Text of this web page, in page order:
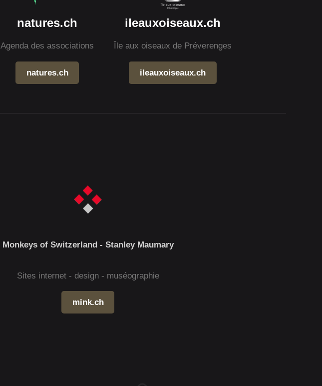
natures.ch
Agenda des associations
natures.ch
ileauxoiseaux.ch
Île aux oiseaux de Préverenges
ileauxoiseaux.ch
Monkeys of Switzerland - Stanley Maumary
Sites internet - design - muséographie
mink.ch